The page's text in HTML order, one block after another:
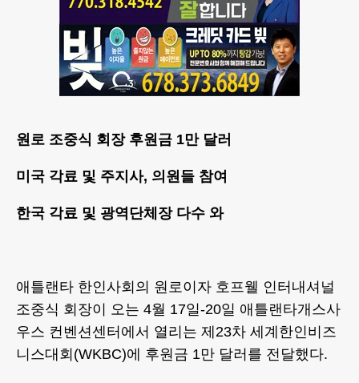
원로 조중식 회장 후원금 1만 달러
미국 각료 및 주지사, 의원들 참여
한국 각료 및 광역단체장 다수 와
애틀랜타 한인사회의 원로이자 호프웰 인터내셔널
조중식 회장이 오는 4월 17일-20일 애틀랜타개스사
우스 컨벤션센터에서 열리는 제23차 세계한인비즈
니스대회(WKBC)에 후원금 1만 달러를 전달했다.